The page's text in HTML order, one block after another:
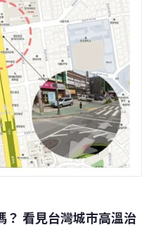
？ 看見台灣城市高溫治